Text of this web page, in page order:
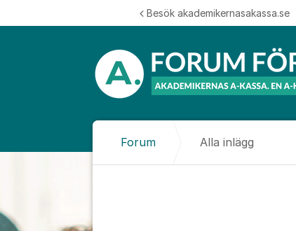
Besök akademikernasakassa.se
Forum Alla inlägg